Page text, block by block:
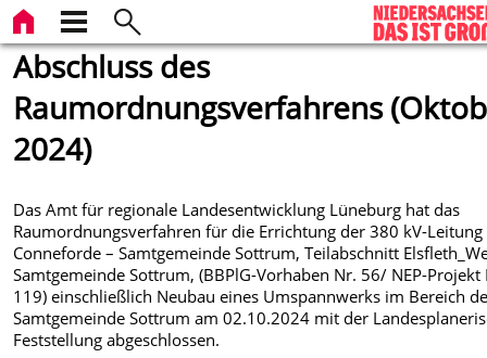
Abschluss des
Raumordnungsverfahrens
2024)
Das Amt für regionale Landesentwicklung Lüneburg hat das
Raumordnungsverfahren für die Errichtung der 380 kV-Leitung
Conneforde – Samtgemeinde Sottrum, Teilabschnitt
Samtgemeinde Sottrum, (BBPlG-Vorhaben Nr. 56/ NEP-Projekt
119) einschließlich Neubau eines Umspannwerks im Bereich
Samtgemeinde Sottrum am 02.10.2024 mit der
Feststellung abgeschlossen.